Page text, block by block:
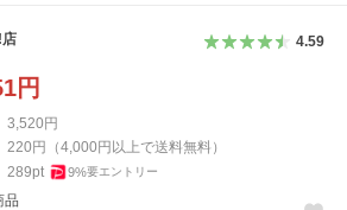
4.59
円
3,520 円
220 円 （4,000 円以上で送料無料）
289pt 9%要エントリー
品